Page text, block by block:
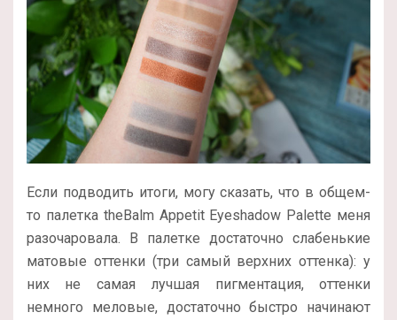
Если подводить итоги, могу сказать, что в общем-
то палетка theBalm Appetit Eyeshadow Palette меня
разочаровала. В палетке достаточно слабенькие
матовые оттенки (три самый верхних оттенка): у
них не самая лучшая пигментация, оттенки
немного меловые, достаточно быстро начинают